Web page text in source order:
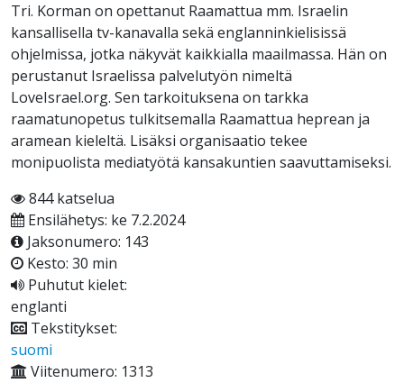
Tri. Korman on opettanut Raamattua mm. Israelin
kansallisella tv-kanavalla sekä englanninkielisissä
ohjelmissa, jotka näkyvät kaikkialla maailmassa. Hän on
perustanut Israelissa palvelutyön nimeltä
LoveIsrael.org. Sen tarkoituksena on tarkka
raamatunopetus tulkitsemalla Raamattua heprean ja
aramean kieleltä. Lisäksi organisaatio tekee
monipuolista mediatyötä kansakuntien saavuttamiseksi.
844 katselua
Ensilähetys: ke 7.2.2024
Jaksonumero: 143
Kesto: 30 min
Puhutut kielet:
englanti
Tekstitykset:
suomi
Viitenumero: 1313